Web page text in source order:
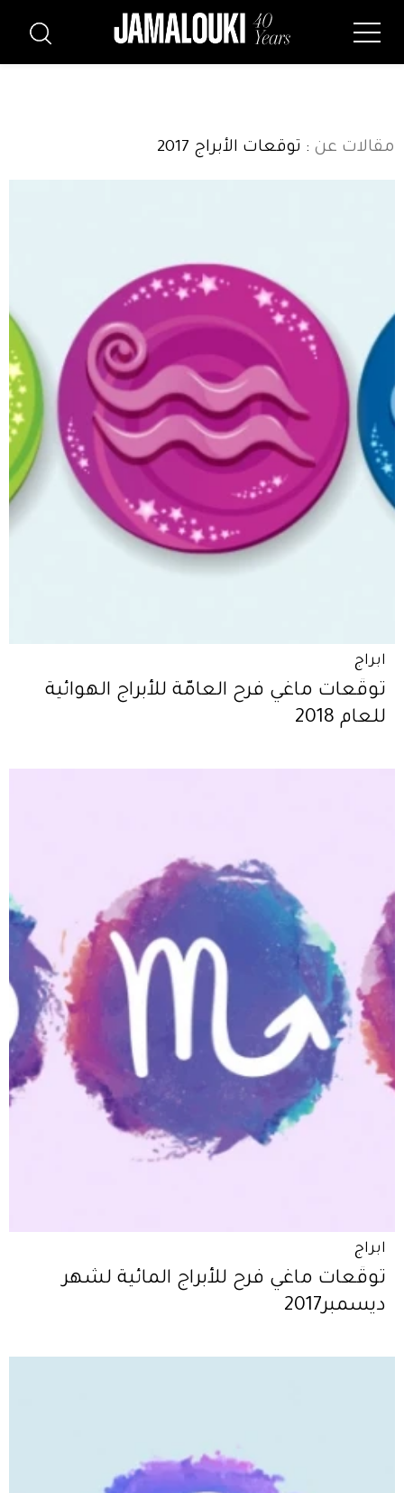
مقالات عن : توقعات الأبراج 2017
ابراج
توقّعات ماغي فرح العامّة للأبراج الهوائية
للعام 2018
ابراج
توقّعات ماغي فرح للأبراج المائية لشهر
ديسمبر2017